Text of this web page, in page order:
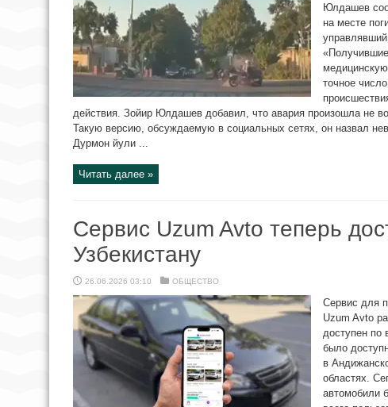
Юлдашев
на месте
точное
действия. Зойир Юлдашев добавил, что авария произошла не
Такую версию, обсуждаемую в социальных сетях, он назвал
Дурмон йули ...
Читать далее »
Сервис Uzum Avto теперь
Узбекистану
26.06.2026 03:10 ОБЩЕСТВО
Сервис для
Uzum Avto
доступен по
было
в
областях.
автомобили